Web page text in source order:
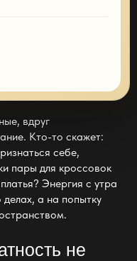
вдруг
Кто-то скажет:
себе,
пары для кроссовок
платья? Энергия с утра
а на попытку
не